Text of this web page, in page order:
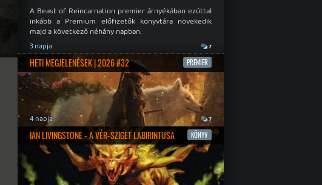
A Beast of Reincarnation premier árnyékában ezúttal
inkább a Premium előfizetők könyvtára növekedik
majd a következő néhány napban.
3 napja 7
HETI MEGJELENÉSEK | 2026 #32 PREMIER
4 napja 7
IAN LIVINGSTONE - A VÉR-SZIGET LABIRINTUSA KÖNYV